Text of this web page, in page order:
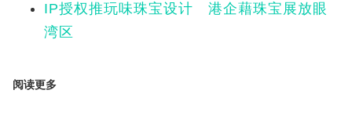
IP授权推玩味珠宝设计 港企藉珠宝展放眼
湾区
阅读更多